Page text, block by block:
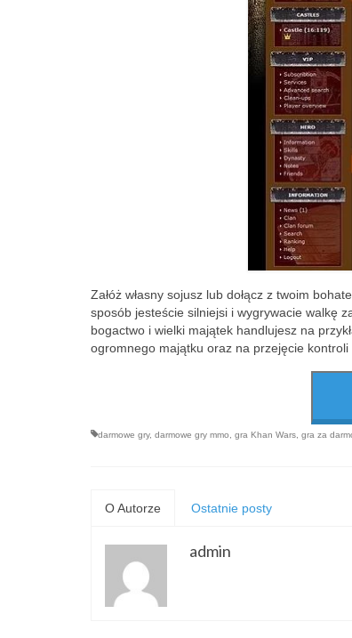
Załóż własny sojusz lub dołącz z twoim
sposób jesteście silniejsi i wygrywacie walkę
bogactwo i wielki majątek handlujesz na
ogromnego majątku oraz na przejęcie
darmowe gry, darmowe gry mmo gra Khan Wars gra za
O Autorze Ostatnie posty
admin